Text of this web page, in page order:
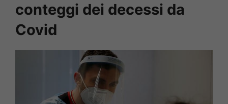
conteggi dei decessi da
Covid